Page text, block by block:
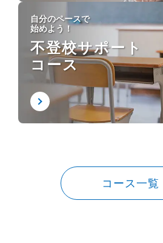
自分のペースで
始めよう！
不登校サポート
コース
コース一覧